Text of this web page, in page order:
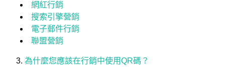
網紅行銷
搜索引擎營銷
電子郵件行銷
聯盟營銷
為什麼您應該在行銷中使用QR碼？